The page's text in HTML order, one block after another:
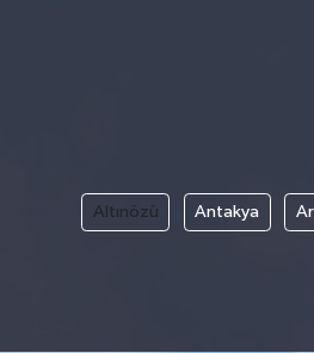
Altınözü Antakya